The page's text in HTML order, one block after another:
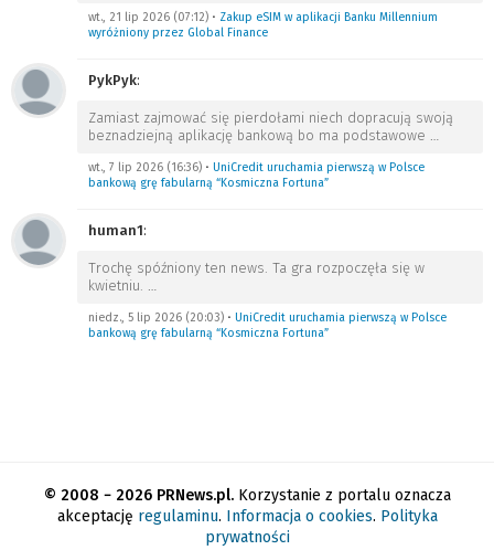
wt., 21 lip 2026 (07:12) • Zakup eSIM w aplikacji Banku Millennium
wyróżniony przez Global Finance
PykPyk:
Zamiast zajmować się pierdołami niech dopracują swoją
beznadziejną aplikację bankową bo ma podstawowe …
wt., 7 lip 2026 (16:36) • UniCredit uruchamia pierwszą w Polsce
bankową grę fabularną “Kosmiczna Fortuna”
human1:
Trochę spóźniony ten news. Ta gra rozpoczęła się w
kwietniu. …
niedz., 5 lip 2026 (20:03) • UniCredit uruchamia pierwszą w Polsce
bankową grę fabularną “Kosmiczna Fortuna”
© 2008 − 2026 PRNews.pl.Korzystanie z portalu oznacza
akceptację regulaminu. Informacja o cookies. Polityka
prywatności